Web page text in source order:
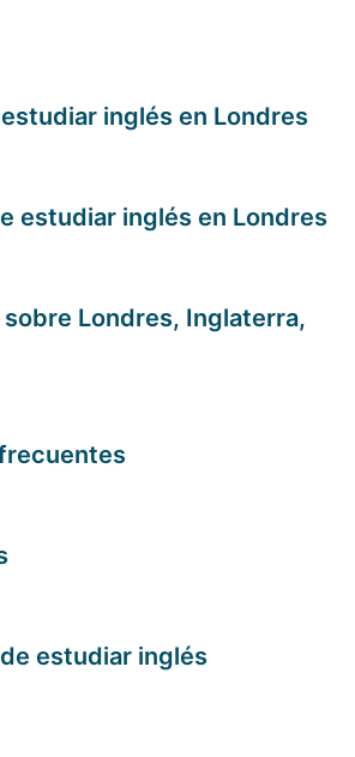
inglés en Londres
estudiar inglés en Londres
Londres, Inglaterra,
estudiar inglés